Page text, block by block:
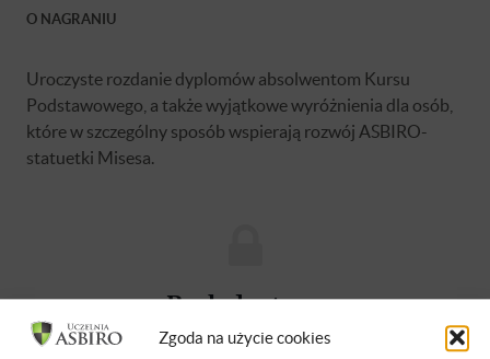
Zgoda na użycie cookies
O NAGRANIU
Uroczyste rozdanie dyplomów absolwentom Kursu
Podstawowego, a także wyjątkowe wyróżnienia dla osób,
które w szczególny sposób wspierają rozwój ASBIRO-
statuetki Misesa.
Brak dostępu
Nie masz dostępu do tej podstrony.